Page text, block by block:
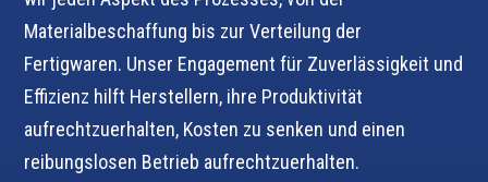
Materialbeschaffung bis zur Verteilung der
Fertigwaren. Unser Engagement für Zuverlässigkeit und
Effizienz hilft Herstellern, ihre Produktivität
aufrechtzuerhalten, Kosten zu senken und einen
reibungslosen Betrieb aufrechtzuerhalten.